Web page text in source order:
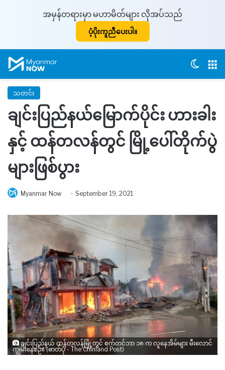
အမှန်တရားမှာ မဟာမိတ်များ လိုအပ်သည်
ပံ့ပိုးကူညီပေးပါ။
သတင်း
ချင်းပြည်နယ်မြောက်ပိုင်း ဟားခါး
နှင့် ထန်တလန်တွင် မြို့ပေါ်တိုက်ပွဲ
များဖြစ်ပွား
Myanmar Now September 19, 2021
ချင်းပြည်နယ် ထန်တလန်မြို့တွင် စက်တင်ဘာ ၁၈ က လူနေအိမ်များ မီးလောင်
ကျွမ်းနေစဉ်။ (ဓာတ်ပုံ - The Chinland Post)